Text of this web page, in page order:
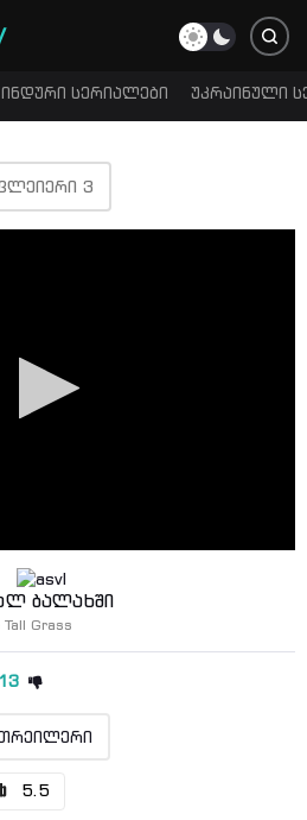
ინდური სერიალები უკრაინული
3
ბალახში
Grass
5.5